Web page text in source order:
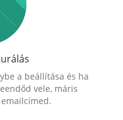
a beállítása és ha
vele, máris